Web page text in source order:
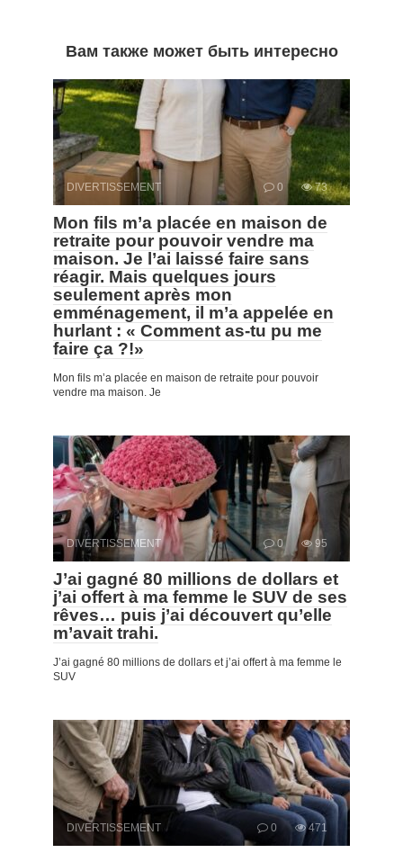
Вам также может быть интересно
DIVERTISSEMENT 0 73
Mon fils m’a placée en maison de
retraite pour pouvoir vendre ma
maison. Je l’ai laissé faire sans
réagir. Mais quelques jours
seulement après mon
emménagement, il m’a appelée en
hurlant : « Comment as-tu pu me
faire ça ?!»
Mon fils m’a placée en maison de retraite pour pouvoir
vendre ma maison. Je
DIVERTISSEMENT 0 95
J’ai gagné 80 millions de dollars et
j’ai offert à ma femme le SUV de ses
rêves… puis j’ai découvert qu’elle
m’avait trahi.
J’ai gagné 80 millions de dollars et j’ai offert à ma femme le
SUV
DIVERTISSEMENT 0 471